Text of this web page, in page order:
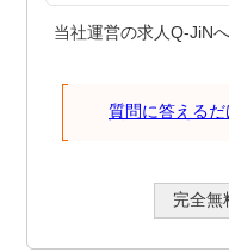
当社運営の求人Q-JiN
質問に答える
完全無